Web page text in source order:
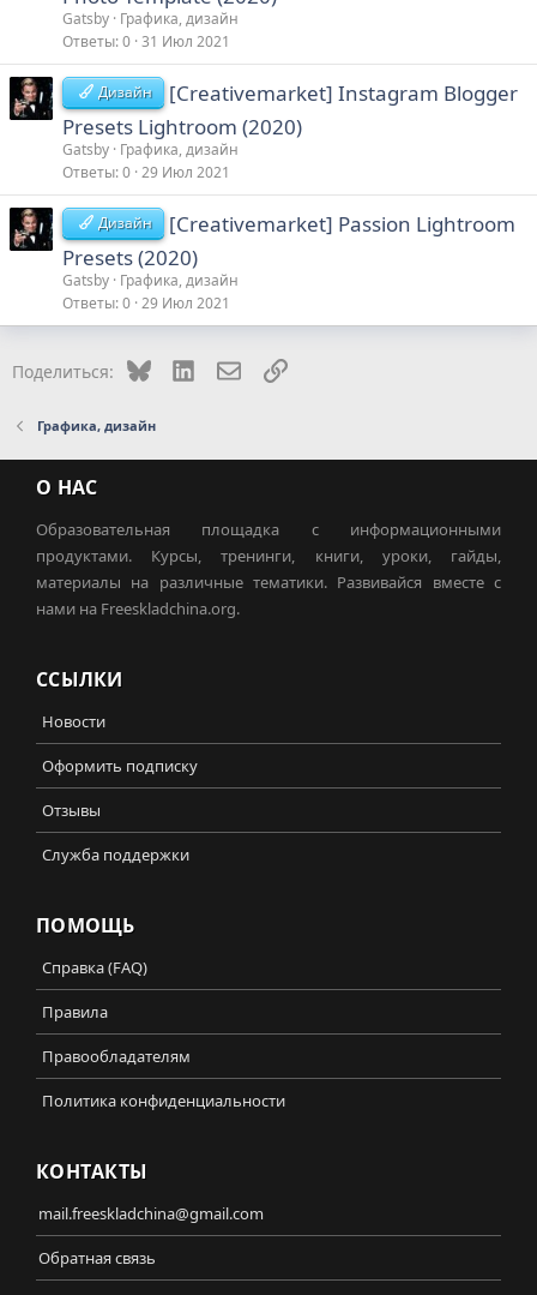
Gatsby Графика, дизайн
Ответы 0 31 Июл 2021
Дизайн
[Creativemarket] Instagram Blogger
Presets Lightroom (2020)
Gatsby Графика, дизайн
Ответы 0 29 Июл 2021
Дизайн
[Creativemarket] Passion Lightroom
Presets (2020)
Gatsby Графика, дизайн
Ответы 0 29 Июл 2021
Поделиться: Bluesky LinkedInЭлектронная почта
Ссылка
Графика, дизайн
О НАС
Образовательная площадка с информационными
продуктами. Курсы, тренинги, книги, уроки, гайды,
материалы на различные тематики. Развивайся вместе с
нами на Freeskladchina.org.
ССЫЛКИ
Новости
Оформить подписку
Отзывы
Служба поддержки
ПОМОЩЬ
Справка (FAQ)
Правила
Правообладателям
Политика конфиденциальности
КОНТАКТЫ
mail.freeskladchina@gmail.com
Обратная связь